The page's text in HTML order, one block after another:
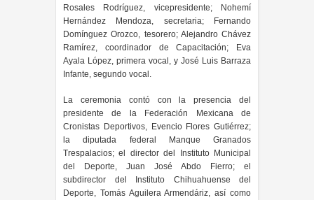
Rosales Rodríguez, vicepresidente; Nohemí
Hernández Mendoza, secretaria; Fernando
Domínguez Orozco, tesorero; Alejandro Chávez
Ramírez, coordinador de Capacitación; Eva
Ayala López, primera vocal, y José Luis Barraza
Infante, segundo vocal.
La ceremonia contó con la presencia del
presidente de la Federación Mexicana de
Cronistas Deportivos, Evencio Flores Gutiérrez;
la diputada federal Manque Granados
Trespalacios; el director del Instituto Municipal
del Deporte, Juan José Abdo Fierro; el
subdirector del Instituto Chihuahuense del
Deporte, Tomás Aguilera Armendáriz, así como